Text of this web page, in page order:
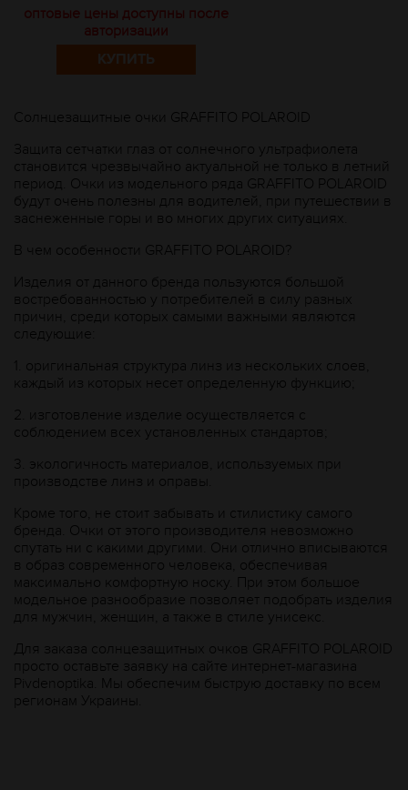
оптовые цены доступны после
авторизации
КУПИТЬ
Солнцезащитные очки GRAFFITO POLAROID
Защита сетчатки глаз от солнечного ультрафиолета
становится чрезвычайно актуальной не только в летний
период. Очки из модельного ряда GRAFFITO POLAROID
будут очень полезны для водителей, при путешествии в
заснеженные горы и во многих других ситуациях.
В чем особенности GRAFFITO POLAROID?
Изделия от данного бренда пользуются большой
востребованностью у потребителей в силу разных
причин, среди которых самыми важными являются
следующие:
оригинальная структура линз из нескольких слоев,
каждый из которых несет определенную функцию;
2.
изготовление изделие осуществляется с
соблюдением всех установленных стандартов;
3. экологичность материалов, используемых при
производстве линз и оправы.
Кроме того, не стоит забывать и стилистику самого
бренда. Очки от этого производителя невозможно
спутать ни с какими другими. Они отлично вписываются
в образ современного человека, обеспечивая
максимально комфортную носку. При этом большое
модельное разнообразие позволяет подобрать изделия
для мужчин, женщин, а также в стиле унисекс.
Для заказа солнцезащитных очков GRAFFITO POLAROID
просто оставьте заявку на сайте интернет-магазина
Рivdenoptika. Мы обеспечим быструю доставку по всем
регионам Украины.